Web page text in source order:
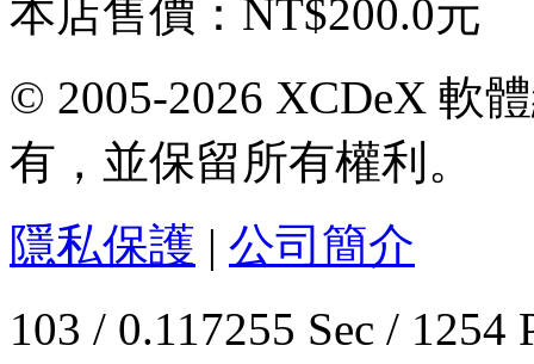
本店售價： NT$200.0元
© 2005-2026 XCDeX 軟
有，並保留所有權利。
隱私保護 | 公司簡介
103 / 0.117255 Sec /